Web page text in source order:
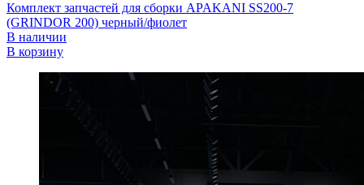
Комплект запчастей для сборки APAKANI SS200-7
(GRINDOR 200) черный/фиолет
В наличии
В корзину